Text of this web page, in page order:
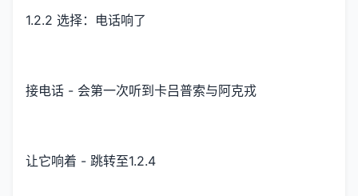
1.2.2 选择：电话响了
接电话 - 会第一次听到卡吕普索与阿克戎
让它响着 - 跳转至1.2.4